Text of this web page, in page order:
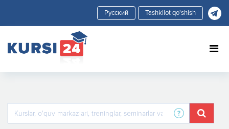
Tashkilot qo'shish